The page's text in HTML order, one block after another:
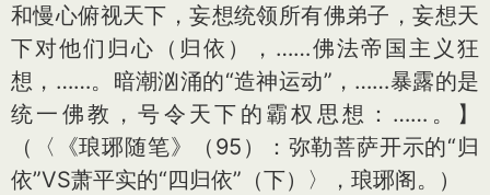
和慢心俯视天下，妄想统领所有佛弟子，妄想天
下对他们归心（归依），……佛法帝国主义狂
想，……。暗潮汹涌的“造神运动”，……暴露的是
统一佛教，号令天下的霸权思想：……。】
（〈《琅琊随笔》（95）：弥勒菩萨开示的“归
依”VS萧平实的“四归依”（下）〉，琅琊阁。）